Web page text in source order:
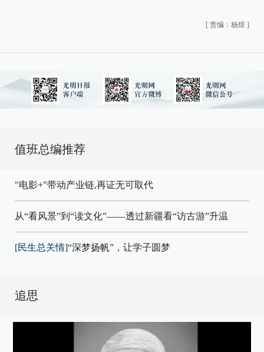
[ 责编：杨煜 ]
值班总编推荐
"电影+"带动产业链,再证无可取代
从“看风景”到“读文化”——透过新疆看“访古游”升温
[民生总关情]“深梦扬帆”，让学子圆梦
追思